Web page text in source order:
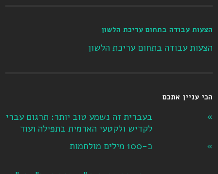
הצעות עבודה בתחום עריכת הלשון
הצעות עבודה בתחום עריכת הלשון
הכי עניין אתכם
בעברית זה נשמע טוב יותר: תרגום עברי
לקדיש ולקטעי הארמית בתפילה ועוד
כ-100 מילים מולחמות